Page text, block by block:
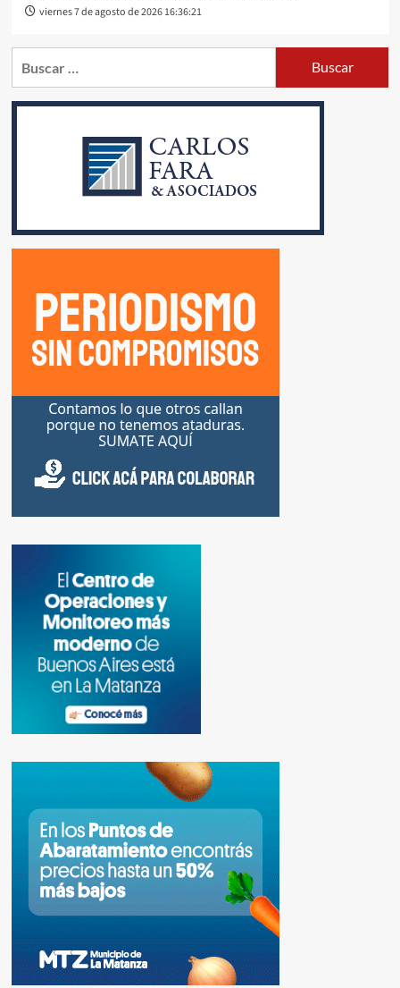
viernes 7 de agosto de 2026 16:36:21